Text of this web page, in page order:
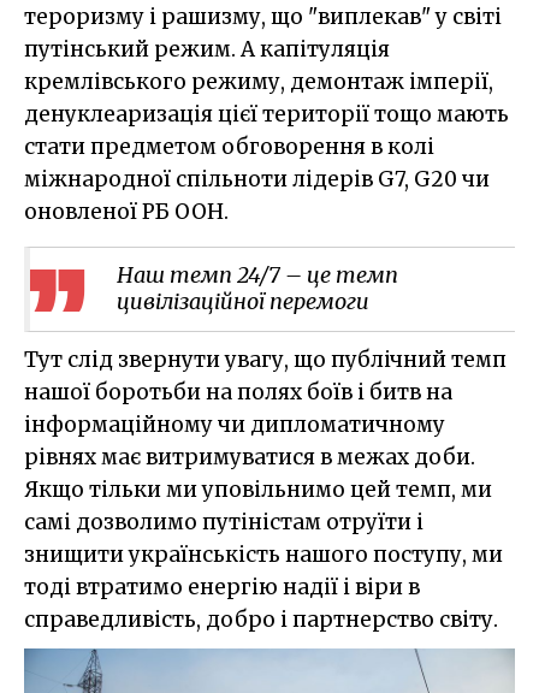
тероризму і рашизму, що "виплекав" у світі
путінський режим. А капітуляція
кремлівського режиму, демонтаж імперії,
денуклеаризація цієї території тощо мають
стати предметом обговорення в колі
міжнародної спільноти лідерів G7, G20 чи
оновленої РБ ООН.
Наш темп 24/7 – це темп
цивілізаційної перемоги
Тут слід звернути увагу, що публічний темп
нашої боротьби на полях боїв і битв на
інформаційному чи дипломатичному
рівнях має витримуватися в межах доби.
Якщо тільки ми уповільнимо цей темп, ми
самі дозволимо путіністам отруїти і
знищити українськість нашого поступу, ми
тоді втратимо енергію надії і віри в
справедливість, добро і партнерство світу.